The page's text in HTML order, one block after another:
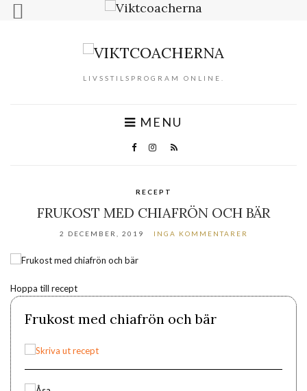
LIVSSTILSPROGRAM ONLINE.
MENU
RECEPT
FRUKOST MED CHIAFRÖN OCH BÄR
2 DECEMBER, 2019 INGA KOMMENTARER
Hoppa till recept
Frukost med chiafrön och bär